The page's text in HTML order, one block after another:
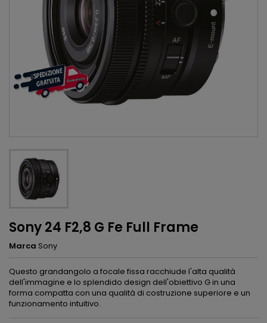
Sony 24 F2,8 G Fe Full Frame
Marca Sony
Questo grandangolo a focale fissa racchiude l'alta qualità
dell'immagine e lo splendido design dell'obiettivo G in una
forma compatta con una qualità di costruzione superiore e un
funzionamento intuitivo.